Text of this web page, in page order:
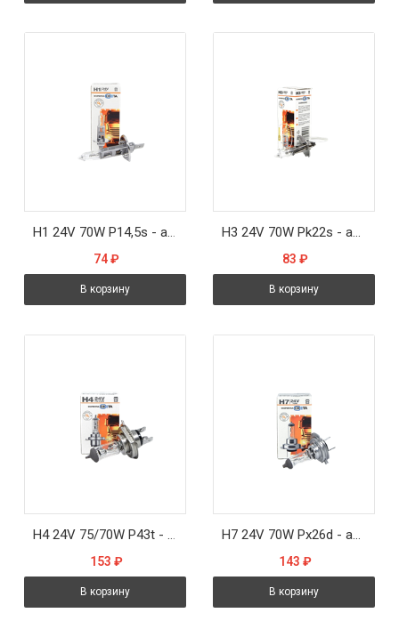
H1 24V 70W P14,5s - автолампа Formula sveta
74 ₽
В корзину
H3 24V 70W Pk22s - автолампа Formula sveta
83 ₽
В корзину
H4 24V 75/70W P43t - автолампа Formula sveta
153 ₽
В корзину
H7 24V 70W Px26d - автолампа Formula sveta
143 ₽
В корзину